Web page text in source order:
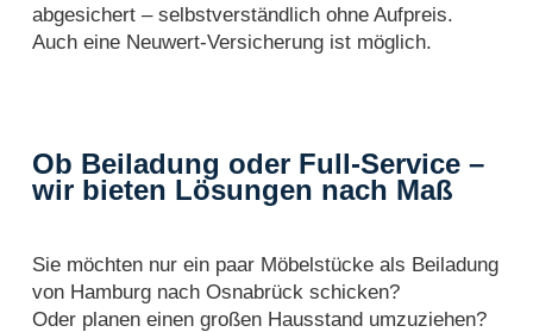
abgesichert – selbstverständlich ohne Aufpreis.
Auch eine Neuwert-Versicherung ist möglich.
Ob Beiladung oder Full-Service –
wir bieten Lösungen nach Maß
Sie möchten nur ein paar Möbelstücke als Beiladung
von Hamburg nach Osnabrück schicken?
Oder planen einen großen Hausstand umzuziehen?